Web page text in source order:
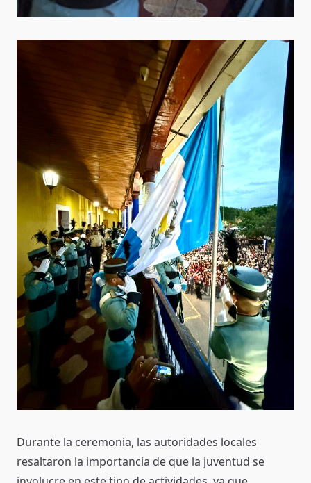
Durante la ceremonia, las autoridades locales
resaltaron la importancia de que la juventud se